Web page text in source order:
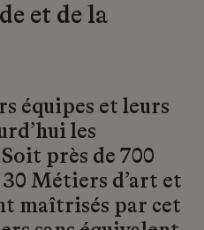
et de la
équipes et leurs
les
près de 700
Métiers d’art et
maîtrisés par cet